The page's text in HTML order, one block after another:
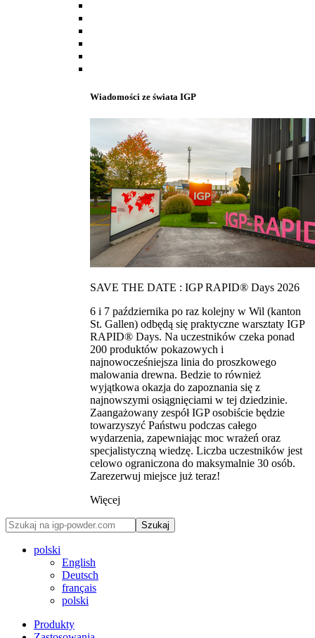
Wiadomości ze świata IGP
SAVE THE DATE : IGP RAPID® Days 2026
6 i 7 października po raz kolejny w Wil (kanton
St. Gallen) odbędą się praktyczne warsztaty IGP
RAPID® Days. Na uczestników czeka ponad
200 produktów pokazowych i
najnowocześniejsza linia do proszkowego
malowania drewna. Bedzie to również
wyjątkowa okazja do zapoznania się z
najnowszymi osiągnięciami w tej dziedzinie.
Zaangażowany zespół IGP osobiście będzie
towarzyszyć Państwu podczas całego
wydarzenia, zapewniając moc wrażeń oraz
specjalistyczną wiedzę. Liczba uczestników jest
celowo ograniczona do maksymalnie 30 osób.
Zarezerwuj miejsce już teraz!
Więcej
Szukaj
polski
English
Deutsch
français
polski
Produkty